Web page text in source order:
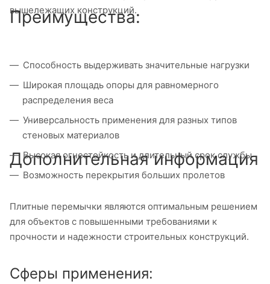
вышележащих конструкций.
Преимущества:
Способность выдерживать значительные нагрузки
Широкая площадь опоры для равномерного
распределения веса
Универсальность применения для разных типов
стеновых материалов
Высокая огнестойкость и длительный срок службы
Возможность перекрытия больших пролетов
Дополнительная информация
Плитные перемычки являются оптимальным решением
для объектов с повышенными требованиями к
прочности и надежности строительных конструкций.
Сферы применения: